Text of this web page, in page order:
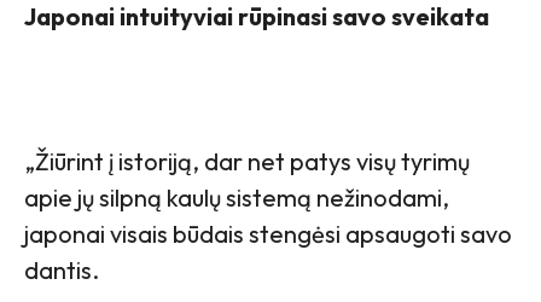
Japonai intuityviai rūpinasi savo sveikata
„Žiūrint į istoriją, dar net patys visų tyrimų
apie jų silpną kaulų sistemą nežinodami,
japonai visais būdais stengėsi apsaugoti savo
dantis.